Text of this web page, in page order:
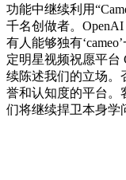
功能中继续利用
千名创做者。
有人能够独有
定明星视频祝愿平台
续陈述我们的立场。
誉和认知度的平台。
们将继续捍卫本身学